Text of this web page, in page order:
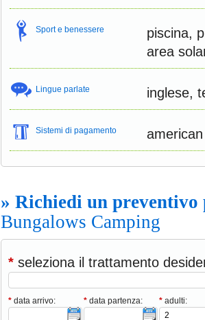
Sport e benessere
piscina,
area
Lingue parlate inglese,
Sistemi di pagamento
» Richiedi un preventivo
Bungalows Camping
* seleziona il trattamento
* data arrivo: * data partenza: * adulti: